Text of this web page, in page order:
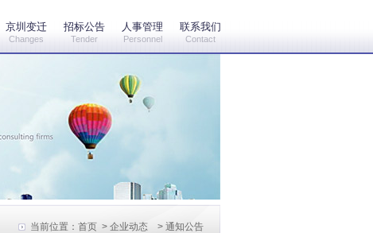
京圳变迁
Changes
招标公告
Tender
人事管理
Personnel
联系我们
Contact
当前位置： 首页> 企业动态 > 通知公告